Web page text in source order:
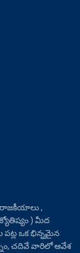
రాజకీయాలు ,
జ్యోతిష్యం ) మీద
పట్ల ఒక భిన్నమైన
చదివే వారిలో ఆవేశ